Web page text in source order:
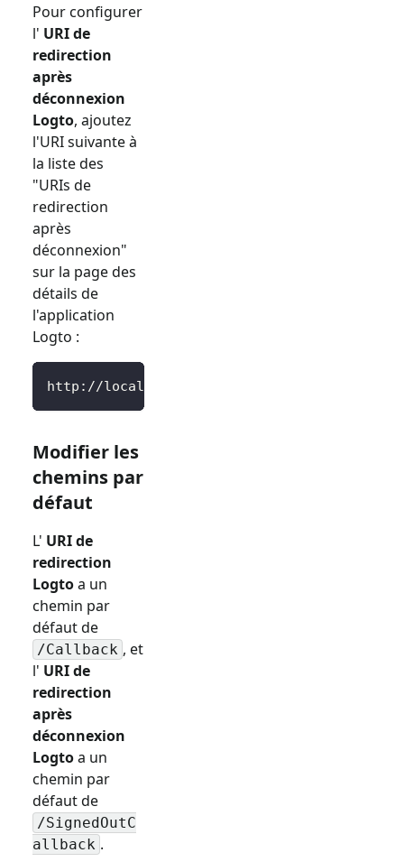
Pour configurer
l' URI de
redirection
après
déconnexion
Logto, ajoutez
l'URI suivante à
la liste des
"URIs de
redirection
après
déconnexion"
sur la page des
détails de
l'application
Logto :
http://localhost:3000/SignedOutCallback
Modifier les
chemins par
défaut
L' URI de
redirection
Logtoa un
chemin par
défaut de
/Callback , et
l' URI de
redirection
après
déconnexion
Logtoa un
chemin par
défaut de
/SignedOutC
allback .